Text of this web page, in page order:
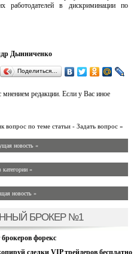
работодателей в дискриминации по
Дынниченко
Поделиться…
мнением редакции. Если у Вас иное
вопрос по теме статьи - Задать вопрос »
новость «
«
новость »
БРОКЕР №1
форекс